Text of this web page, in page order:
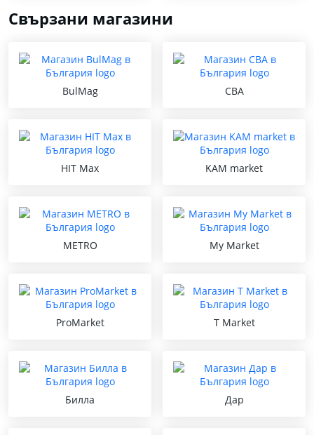
Свързани магазини
BulMag CBA
HIT Max KAM market
METRO My Market
ProMarket T Market
Билла Дар